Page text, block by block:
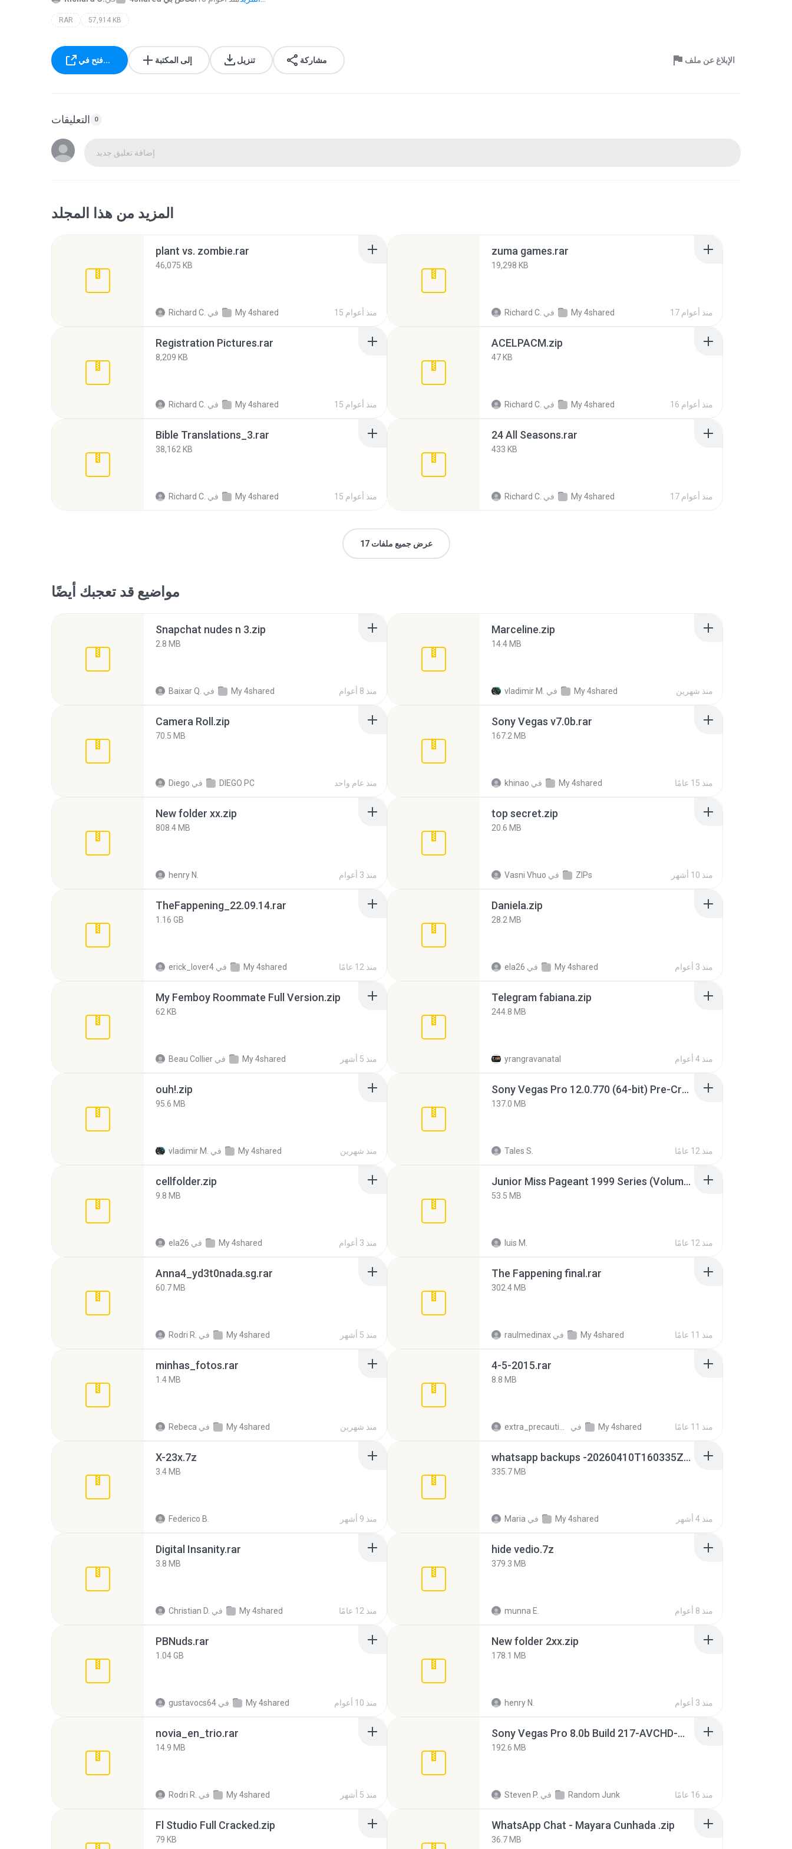
RAR 57,914 KB
فتح في... إلى المكتبة تنزيل مشاركة الإبلاغ عن ملف
التعليقات 0
إضافة تعليق جديد
المزيد من هذا المجلد
plant vs. zombie.rar
46,075 KB
Richard C. في My 4shared 15 منذ أعوام
zuma games.rar
19,298 KB
Richard C. في My 4shared 17 منذ أعوام
Registration Pictures.rar
8,209 KB
Richard C. في My 4shared 15 منذ أعوام
ACELPACM.zip
47 KB
Richard C. في My 4shared 16 منذ أعوام
Bible Translations_3.rar
38,162 KB
Richard C. في My 4shared 15 منذ أعوام
24 All Seasons.rar
433 KB
Richard C. في My 4shared 17 منذ أعوام
عرض جميع ملفات 17
مواضيع قد تعجبك أيضًا
Snapchat nudes n 3.zip
2.8 MB
Baixar Q. في My 4shared منذ 8 أعوام
Marceline.zip
14.4 MB
vladimir M. في My 4shared منذ شهرين
Camera Roll.zip
70.5 MB
Diego في DIEGO PC منذ عام واحد
Sony Vegas v7.0b.rar
167.2 MB
khinao في My 4shared منذ 15 عامًا
New folder xx.zip
808.4 MB
henry N. منذ 3 أعوام
top secret.zip
20.6 MB
Vasni Vhuo في ZIPs منذ 10 أشهر
TheFappening_22.09.14.rar
1.16 GB
erick_lover4 في My 4shared منذ 12 عامًا
Daniela.zip
28.2 MB
ela26 في My 4shared منذ 3 أعوام
My Femboy Roommate Full Version.zip
62 KB
Beau Collier في My 4shared منذ 5 أشهر
Telegram fabiana.zip
244.8 MB
yrangravanatal منذ 4 أعوام
ouh!.zip
95.6 MB
vladimir M. في My 4shared منذ شهرين
Sony Vegas Pro 12.0.770 (64-bit) Pre-Cracked.zip
137.0 MB
Tales S. منذ 12 عامًا
cellfolder.zip
9.8 MB
ela26 في My 4shared منذ 3 أعوام
Junior Miss Pageant 1999 Series (Volume I Part I NC 6).7z
53.5 MB
luis M. منذ 12 عامًا
Anna4_yd3t0nada.sg.rar
60.7 MB
Rodri R. في My 4shared منذ 5 أشهر
The Fappening final.rar
302.4 MB
raulmedinax في My 4shared منذ 11 عامًا
minhas_fotos.rar
1.4 MB
Rebeca في My 4shared منذ شهرين
4-5-2015.rar
8.8 MB
في My 4shared منذ 11 عامًا
X-23x.7z
3.4 MB
Federico B. منذ 9 أشهر
whatsapp backups -20260410T160335Z-3-001.zip
335.7 MB
Maria في My 4shared منذ 4 أشهر
Digital Insanity.rar
3.8 MB
Christian D. في My 4shared منذ 12 عامًا
hide vedio.7z
379.3 MB
munna E. منذ 8 أعوام
PBNuds.rar
1.04 GB
gustavocs64 في My 4shared منذ 10 أعوام
New folder 2xx.zip
178.1 MB
henry N. منذ 3 أعوام
novia_en_trio.rar
14.9 MB
Rodri R. في My 4shared منذ 5 أشهر
Sony Vegas Pro 8.0b Build 217-AVCHD-MPG-AC3 FIXED.7z
192.6 MB
Steven P. في Random Junk منذ 16 عامًا
Fl Studio Full Cracked.zip
79 KB
WhatsApp Chat - Mayara Cunhada .zip
36.7 MB